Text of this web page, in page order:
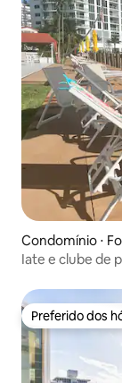
Condomínio ⋅
Iate e clube de
Preferido dos
Preferido dos